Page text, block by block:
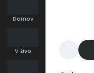
Domov
V živo